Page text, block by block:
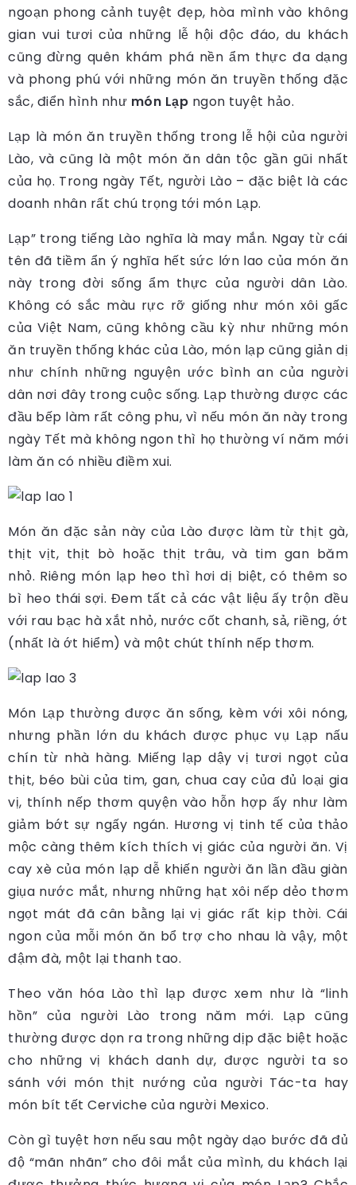
ngoạn phong cảnh tuyệt đẹp, hòa mình vào không
gian vui tươi của những lễ hội độc đáo, du khách
cũng đừng quên khám phá nền ẩm thực đa dạng
và phong phú với những món ăn truyền thống đặc
sắc, điển hình như món Lạp ngon tuyệt hảo.
Lạp là món ăn truyền thống trong lễ hội của người
Lào, và cũng là một món ăn dân tộc gần gũi nhất
của họ. Trong ngày Tết, người Lào – đặc biệt là các
doanh nhân rất chú trọng tới món Lạp.
Lạp” trong tiếng Lào nghĩa là may mắn. Ngay từ cái
tên đã tiềm ẩn ý nghĩa hết sức lớn lao của món ăn
này trong đời sống ẩm thực của người dân Lào.
Không có sắc màu rực rỡ giống như món xôi gấc
của Việt Nam, cũng không cầu kỳ như những món
ăn truyền thống khác của Lào, món lạp cũng giản dị
như chính những nguyện ước bình an của người
dân nơi đây trong cuộc sống. Lạp thường được các
đầu bếp làm rất công phu, vì nếu món ăn này trong
ngày Tết mà không ngon thì họ thường ví năm mới
làm ăn có nhiều điềm xui.
Món ăn đặc sản này của Lào được làm từ thịt gà,
thịt vịt, thịt bò hoặc thịt trâu, và tim gan băm
nhỏ. Riêng món lạp heo thì hơi dị biệt, có thêm so
bì heo thái sợi. Đem tất cả các vật liệu ấy trộn đều
với rau bạc hà xắt nhỏ, nước cốt chanh, sả, riềng, ớt
(nhất là ớt hiểm) và một chút thính nếp thơm.
Món Lạp thường được ăn sống, kèm với xôi nóng,
nhưng phần lớn du khách được phục vụ Lạp nấu
chín từ nhà hàng. Miếng lạp dậy vị tươi ngọt của
thịt, béo bùi của tim, gan, chua cay của đủ loại gia
vị, thính nếp thơm quyện vào hỗn hợp ấy như làm
giảm bớt sự ngấy ngán. Hương vị tinh tế của thảo
mộc càng thêm kích thích vị giác của người ăn. Vị
cay xè của món lạp dễ khiến người ăn lần đầu giàn
giụa nước mắt, nhưng những hạt xôi nếp dẻo thơm
ngọt mát đã cân bằng lại vị giác rất kịp thời. Cái
ngon của mỗi món ăn bổ trợ cho nhau là vậy, một
đậm đà, một lại thanh tao.
Theo văn hóa Lào thì lạp được xem như là “linh
hồn” của người Lào trong năm mới. Lạp cũng
thường được dọn ra trong những dịp đặc biệt hoặc
cho những vị khách danh dự, được người ta so
sánh với món thịt nướng của người Tác-ta hay
món bít tết Cerviche của người Mexico.
Còn gì tuyệt hơn nếu sau một ngày dạo bước đã đủ
độ “mãn nhãn” cho đôi mắt của mình, du khách lại